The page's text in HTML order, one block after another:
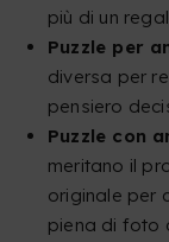
più di un
Puzzle per
diversa per
pensiero
Puzzle con
meritano il
originale per
piena di foto